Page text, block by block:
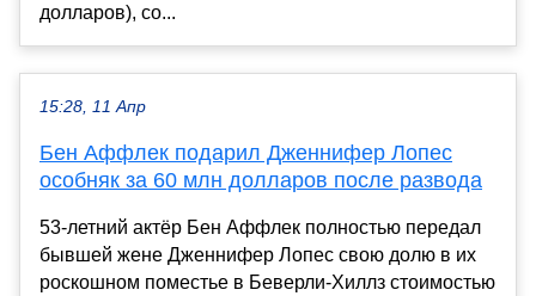
долларов), со...
15:28, 11 Апр
Бен Аффлек подарил Дженнифер Лопес
особняк за 60 млн долларов после развода
53-летний актёр Бен Аффлек полностью передал
бывшей жене Дженнифер Лопес свою долю в их
роскошном поместье в Беверли-Хиллз стоимостью